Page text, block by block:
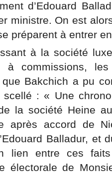
d’Edouard
ministre. On est
préparent à entrer
à la société
à commissions,
Bakchich a pu
scellé : « Une
la société Heine
après accord de
Balladur, et
lien entre ces
électorale de